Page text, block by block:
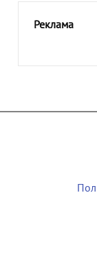
Реклама